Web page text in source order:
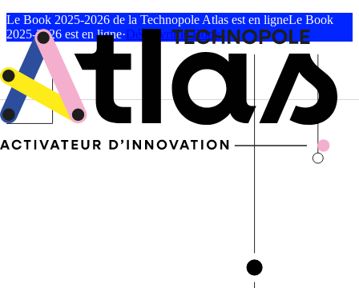
Le Book 2025-2026 de la Technopole Atlas est en ligneLe Book
2025-2026 est en ligne·Découvrir le Book